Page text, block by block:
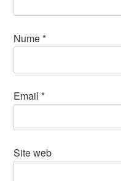
Nume*
Email*
Site web